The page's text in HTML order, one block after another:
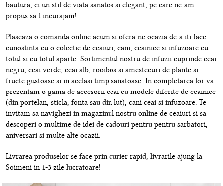
bautura, ci un stil de viata sanatos si elegant, pe care ne-am
propus sa-l incurajam!
Plaseaza o comanda online acum si ofera-ne ocazia de-a iti face
cunostinta cu o colectie de ceaiuri, cani, ceainice si infuzoare cu
totul si cu totul aparte. Sortimentul nostru de infuzii cuprinde ceai
negru, ceai verde, ceai alb, rooibos si amestecuri de plante si
fructe gustoase si in acelasi timp sanatoase. In completarea lor va
prezentam o gama de accesorii ceai cu modele diferite de ceainice
(din portelan, sticla, fonta sau din lut), cani ceai si infuzoare. Te
invitam sa navighezi in magazinul nostru online de ceaiuri si sa
descoperi o multime de idei de cadouri pentru pentru sarbatori,
aniversari si multe alte ocazii.
Livrarea produselor se face prin curier rapid, livrarile ajung la
Soimeni in 1-3 zile lucratoare!